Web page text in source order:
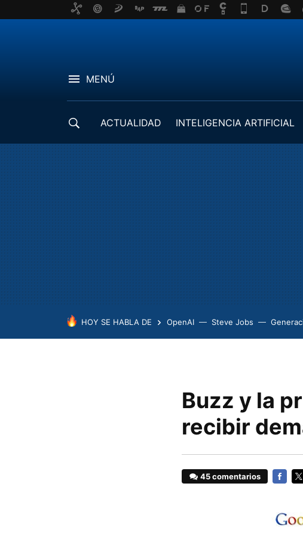
MENÚ
ACTUALIDAD INTELIGENCIA ARTIFICIAL
HOY SE HABLA DE OpenAI Steve Jobs
Buzz y la
recibir
45 comentarios